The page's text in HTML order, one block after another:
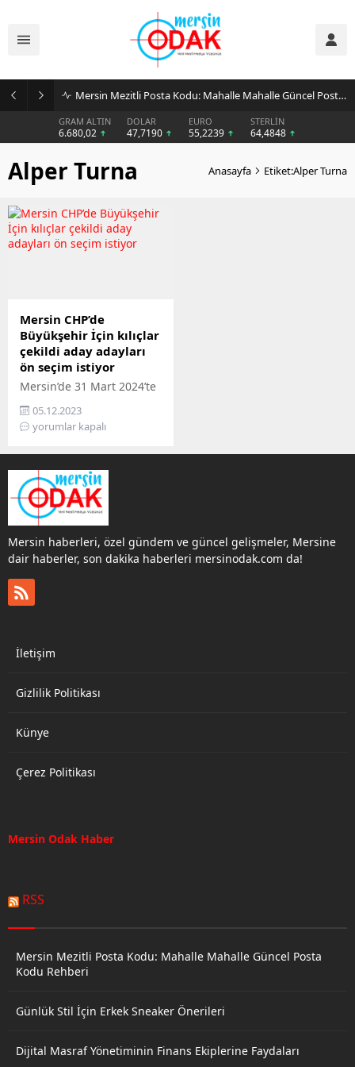
Mersin Mezitli Posta Kodu: Mahalle Mahalle Güncel Posta Kodu Rehberi
GRAM ALTIN
6.680,02
DOLAR
47,7190
EURO
55,2239
STERLİN
64,4848
Alper Turna Anasayfa Etiket:Alper Turna
Mersin CHP’de
Büyükşehir İçin kılıçlar
çekildi aday adayları
ön seçim istiyor
Mersin’de 31 Mart 2024’te
Mahalli İdareler
Seçimlerinde Belediye
partilerinden
başvurularını yapmaya
başladı. AK Parti’nin
temayül yoklamalarını
bitirmesi, Cumhur
İttifakının tekrar anlaşmak
üzere olduğu, HEDEP’in
her yerde kendi
adaylarımızla seçimlere
Parti’nin Özgür Özel’in
redderek...
05.12.2023
yorumlar kapalı
Mersin haberleri, özel gündem ve güncel gelişmeler, Mersine
dair haberler, son dakika haberleri mersinodak.com da!
İletişim
Gizlilik Politikası
Künye
Çerez Politikası
Mersin Odak Haber
RSS
Mersin Mezitli Posta Kodu: Mahalle Mahalle Güncel Posta
Kodu Rehberi
Günlük Stil İçin Erkek Sneaker Önerileri
Dijital Masraf Yönetiminin Finans Ekiplerine Faydaları